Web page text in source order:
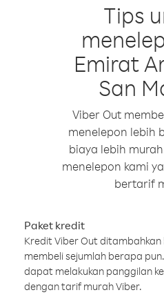
Tips
Emirat
San
Viber Out
menelepon lebih
biaya lebih
menelepon kami
bertarif
Paket kredit
Kredit Viber Out ditambahkan
membeli sejumlah berapa
dapat melakukan panggilan
dengan tarif murah Viber.